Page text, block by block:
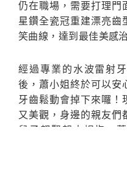
仍在職場，需要打理門
星鑽全瓷冠重建漂亮齒
笑曲線，達到最佳美感
經過專業的水波雷射
後，蕭小姐終於可以安
牙齒鬆動會掉下來囉！
又美觀，身邊的親友們
兒子都豎起大拇指，